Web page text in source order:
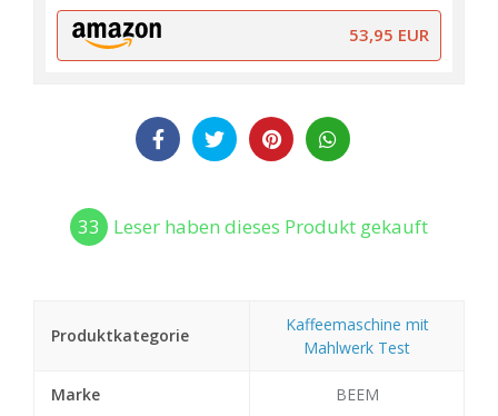
53,95 EUR
33 Leser haben dieses Produkt gekauft
Produktkategorie
Kaffeemaschine mit
Mahlwerk Test
Marke BEEM